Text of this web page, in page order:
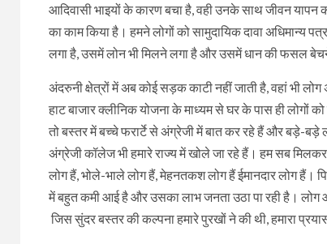
आदिवासी भाइयों के कारण बचा है, वही उनके साथ जीवन यापन
का काम किया है। हमने लोगों को सामुदायिक दावा अधिमान्य
लगा है, उसमें लोन भी मिलने लगा है और उसमें धान की फसल
अंदरुनी क्षेत्रों में अब कोई सड़क काटी नहीं जाती है, वहां भी
हाट बाजार क्लीनिक योजना के माध्यम से घर के पास ही लोगों
तो बस्तर में बच्चे फरार्टे से अंग्रेजी में बात कर रहे हैं और बड़े-
अंग्रेजी कॉलेज भी हमारे राज्य में खोले जा रहे हैं। हम सब
लोग हैं, भोले-भाले लोग हैं, मेहनतकश लोग हैं ईमानदार लोग
में बहुत कमी आई है और उसका लाभ जनता उठा पा रही है। लोग
जिस सुंदर बस्तर की कल्पना हमारे पुरखों ने की थी, हमारा